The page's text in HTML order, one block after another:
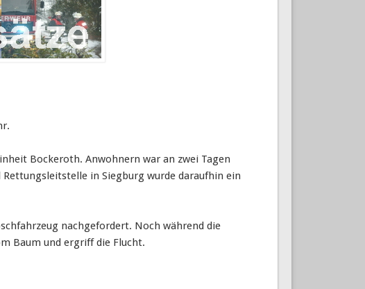
Bockeroth. Anwohnern war an zwei Tagen
in Siegburg wurde daraufhin ein
nachgefordert. Noch während die
Baum und ergriff die Flucht.